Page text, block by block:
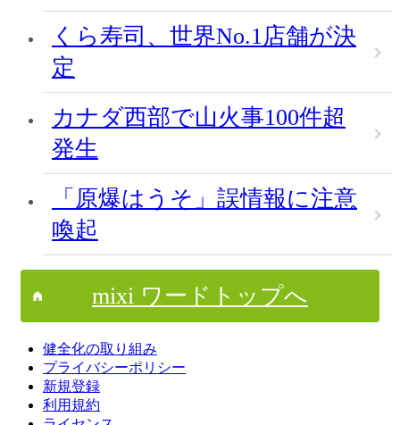
くら寿司、世界No.1店舗が決
定
カナダ西部で山火事100件超
発生
「原爆はうそ」誤情報に注意
喚起
mixi ワードトップへ
健全化の取り組み
プライバシーポリシー
新規登録
利用規約